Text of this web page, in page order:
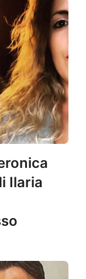
Ilaria